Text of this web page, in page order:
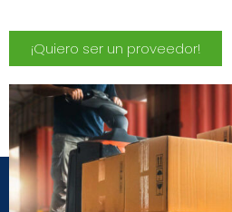
¡Quiero ser un proveedor!